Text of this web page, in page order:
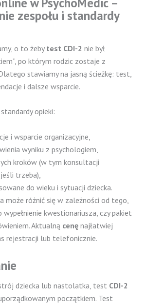
zespołu i standardy
o to żeby test CDI-2 nie był
po którym rodzic zostaje z
stawiamy na jasną ścieżkę: test,
i dalsze wsparcie.
opieki:
i wsparcie organizacyjne,
wyniku z psychologiem,
kroków (w tym konsultacji
trzeba),
do wieku i sytuacji dziecka.
może różnić się w zależności od tego,
wypełnienie kwestionariusza, czy pakiet
Aktualną cenę najłatwiej
rejestracji lub telefonicznie.
dziecka lub nastolatka, test CDI-2
początkiem. Test